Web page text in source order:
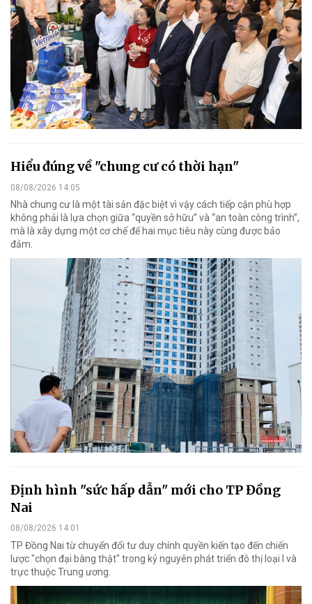
Hiểu đúng về "chung cư có thời hạn"
08/08/2026 14:05
Nhà chung cư là một tài sản đặc biệt vì vậy cách tiếp cận phù hợp
không phải là lựa chọn giữa “quyền sở hữu” và “an toàn công trình”,
mà là xây dựng một cơ chế để hai mục tiêu này cùng được bảo
đảm.
Định hình "sức hấp dẫn" mới cho TP Đồng
Nai
08/08/2026 14:01
TP Đồng Nai từ chuyển đổi tư duy chính quyền kiến tạo đến chiến
lược "chọn đại bàng thật" trong kỷ nguyên phát triển đô thị loại I và
trực thuộc Trung ương.